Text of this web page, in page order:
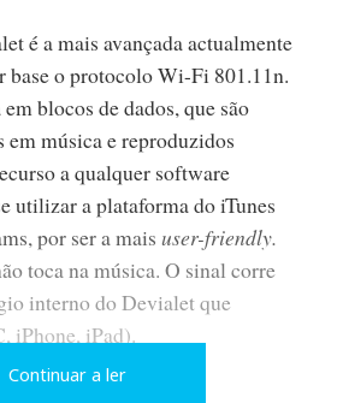
é a mais avançada actualmente
base o protocolo Wi-Fi 801.11n.
blocos de dados, que são
em música e reproduzidos
a qualquer software
utilizar a plataforma do iTunes
por ser a mais user-friendly.
toca na música. O sinal corre
interno do Devialet que
iPhone, iPad).
Continuar a ler